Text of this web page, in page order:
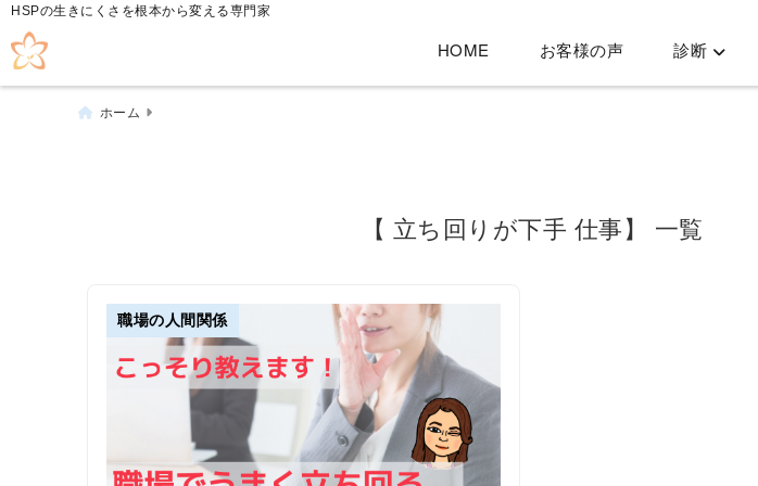
HSPの生きにくさを根本から変える専門家
HOME お客様の声 診断
ホーム
【 立ち回りが下手 仕事】 一覧
職場の人間関係